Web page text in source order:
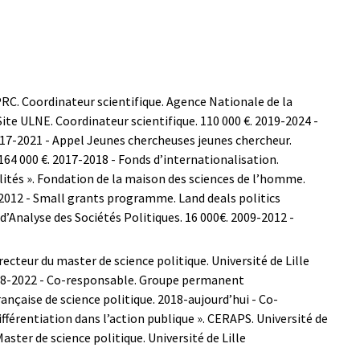
Coordinateur scientifique. Agence Nationale de la
ULNE. Coordinateur scientifique. 110 000 €. 2019-2024 -
2021 - Appel Jeunes chercheuses jeunes chercheur.
000 €. 2017-2018 - Fonds d’internationalisation.
». Fondation de la maison des sciences de l’homme.
- Small grants programme. Land deals politics
des Sociétés Politiques. 16 000€. 2009-2012 -
du master de science politique. Université de Lille
2022 - Co-responsable. Groupe permanent
de science politique. 2018-aujourd’hui - Co-
dans l’action publique ». CERAPS. Université de
de science politique. Université de Lille